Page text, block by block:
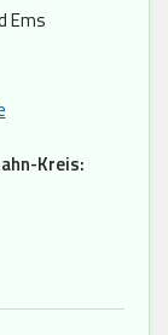
Ems
Kreis: